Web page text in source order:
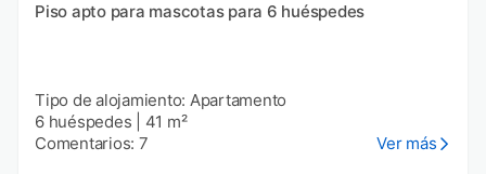
Piso apto para mascotas para 6 huéspedes
Tipo de alojamiento: Apartamento
6 huéspedes
41 m²
Comentarios: 7
Ver más